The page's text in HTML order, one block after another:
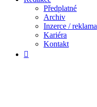
Předplatné
Archiv
Inzerce / reklama
Kariéra
Kontakt